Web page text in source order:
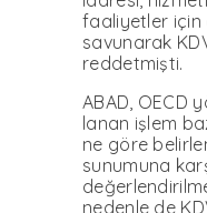
faaliyet­ler için
savunarak
reddetmişti.
ABAD, OECD
lanan işlem
ne göre
sunumuna
nedenle de